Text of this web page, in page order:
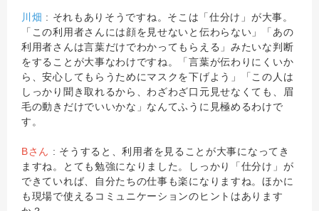
川畑 : それもありそうですね。そこは「仕分け」が大事。
「この利用者さんには顔を見せないと伝わらない」「あの
利用者さんは言葉だけでわかってもらえる」みたいな判断
をすることが大事なわけですね。「言葉が伝わりにくいか
ら、安心してもらうためにマスクを下げよう」「この人は
しっかり聞き取れるから、わざわざ口元見せなくても、眉
毛の動きだけでいいかな」なんてふうに見極めるわけで
す。
Bさん : そうすると、利用者を見ることが大事になってき
ますね。とても勉強になりました。しっかり「仕分け」が
できていれば、自分たちの仕事も楽になりますね。ほかに
も現場で使えるコミュニケーションのヒントはあります